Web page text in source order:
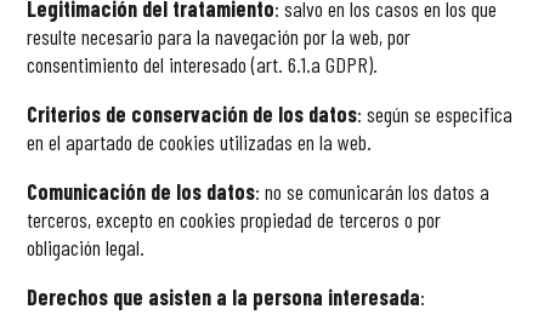
Legitimación del tratamiento: salvo en los casos en los que
resulte necesario para la navegación por la web, por
consentimiento del interesado (art. 6.1.a GDPR).
Criterios de conservación de los datos: según se especifica
en el apartado decookiesutilizadas en la web.
Comunicación de los datos: no se comunicarán los datos a
terceros, excepto en cookies propiedad de terceros o por
obligación legal.
Derechos que asisten a la persona interesada: